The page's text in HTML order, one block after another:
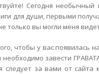
Сегодня
для души, первыми
только вы могли меня
чтобы у вас появилась
завести
следует за вами от сайта